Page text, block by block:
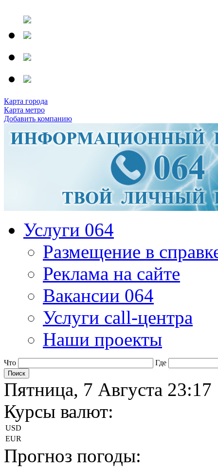
Карта города
Карта метро
Добавить компанию
Услуги 064
Размещение в
Реклама на сайте
Вакансии 064
Услуги call-центра
Наши проекты
Что Где
Пятница, 7 Августа 23:17
Курсы валют:
USD
EUR
Прогноз погоды: